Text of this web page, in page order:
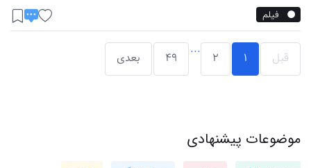
فیلم
قبل 1
2
...
49 بعدی
موضوعات پیشنهادی